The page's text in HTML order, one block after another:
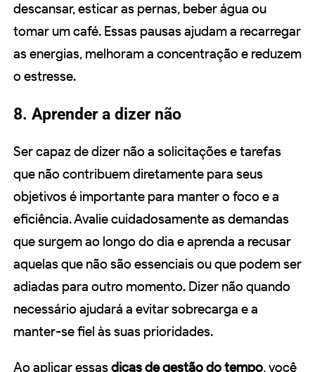
descansar, esticar as pernas, beber água ou
tomar um café. Essas pausas ajudam a recarregar
as energias, melhoram a concentração e reduzem
o estresse.
8. Aprender a dizer não
Ser capaz de dizer não a solicitações e tarefas
que não contribuem diretamente para seus
objetivos é importante para manter o foco e a
eficiência. Avalie cuidadosamente as demandas
que surgem ao longo do dia e aprenda a recusar
aquelas que não são essenciais ou que podem ser
adiadas para outro momento. Dizer não quando
necessário ajudará a evitar sobrecarga e a
manter-se fiel às suas prioridades.
Ao aplicar essasdicas de gestão do tempo, você